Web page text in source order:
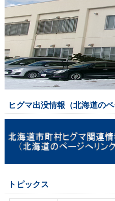
ヒグマ出没情報（北海道の
トピックス